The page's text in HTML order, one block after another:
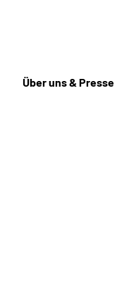
Über uns & Presse